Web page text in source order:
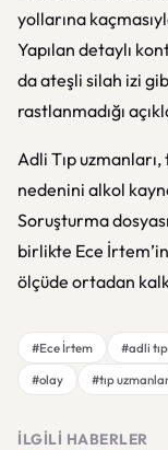
yollarına
Yapılan detaylı
da ateşli silah izi
rastlanmadığı
Adli Tıp
nedenini alkol
Soruşturma
birlikte Ece
ölçüde ortadan
#Ece İrtem #adli tıp
#olay
#tıp
İLGILI HABERLER